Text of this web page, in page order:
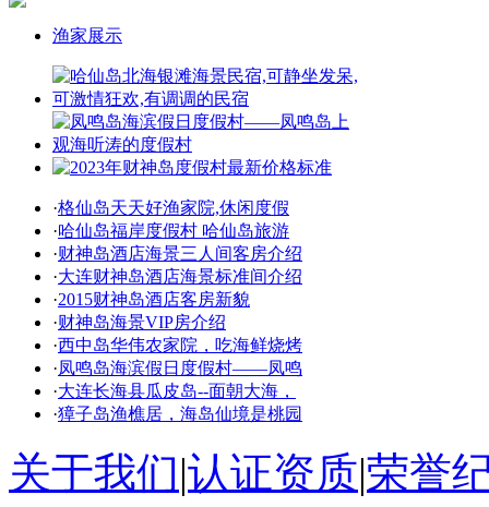
渔家展示
·格仙岛天天好渔家院,休闲度假
·哈仙岛福岸度假村 哈仙岛旅游
·财神岛酒店海景三人间客房介绍
·大连财神岛酒店海景标准间介绍
·2015财神岛酒店客房新貌
·财神岛海景VIP房介绍
·西中岛华伟农家院，吃海鲜烧烤
·凤鸣岛海滨假日度假村——凤鸣
·大连长海县瓜皮岛--面朝大海，
·獐子岛渔樵居，海岛仙境是桃园
关于我们|认证资质|荣誉